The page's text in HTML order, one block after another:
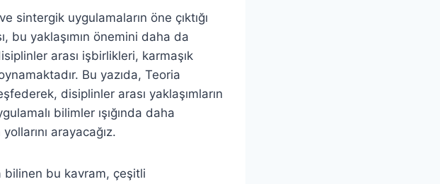
sintergik uygulamaların öne çıktığı
bu yaklaşımın önemini daha da
arası işbirlikleri, karmaşık
Bu yazıda, Teoria
disiplinler arası yaklaşımların
bilimler ışığında daha
arayacağız.
bilinen bu kavram, çeşitli